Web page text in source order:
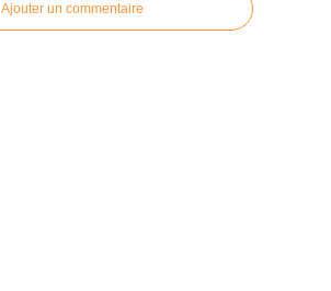
Ajouter un commentaire